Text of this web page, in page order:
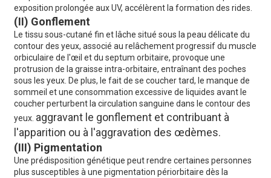
exposition prolongée aux UV, accélèrent la formation des rides.
(II) Gonflement
Le tissu sous-cutané fin et lâche situé sous la peau délicate du
contour des yeux, associé au relâchement progressif du muscle
orbiculaire de l'œil et du septum orbitaire, provoque une
protrusion de la graisse intra-orbitaire, entraînant des poches
sous les yeux. De plus, le fait de se coucher tard, le manque de
sommeil et une consommation excessive de liquides avant le
coucher perturbent la circulation sanguine dans le contour des
yeux. aggravant le gonflement et contribuant à
l'apparition ou à l'aggravation des œdèmes.
(III) Pigmentation
Une prédisposition génétique peut rendre certaines personnes
plus susceptibles à une pigmentation périorbitaire dès la